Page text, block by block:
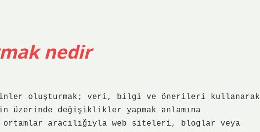
nedir
oluşturmak; veri, bilgi ve önerileri kullanarak
üzerinde değişiklikler yapmak anlamına
aracılığıyla web siteleri, bloglar veya